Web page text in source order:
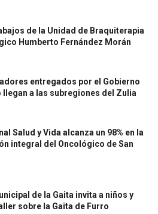
de la Unidad de Braquiterapia
Humberto Fernández Morán
entregados por el Gobierno
llegan a las subregiones del Zulia
Salud y Vida alcanza un 98% en la
integral del Oncológico de San
de la Gaita invita a niños y
sobre la Gaita de Furro